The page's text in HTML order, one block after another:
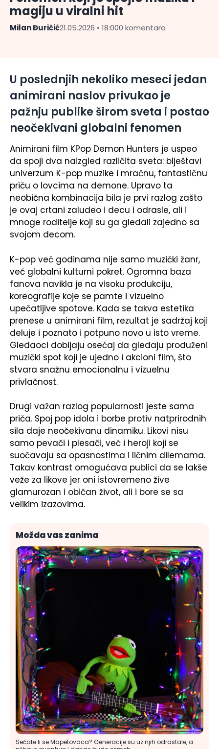
magiju u viralni hit
Milan Đuričić21.05.2026 • 18:000 komentara
U poslednjih nekoliko meseci jedan
animirani naslov privukao je
pažnju publike širom sveta i postao
neočekivani globalni fenomen
Animirani film KPop Demon Hunters je uspeo
da spoji dva naizgled različita sveta: blještavi
univerzum K-pop muzike i mračnu, fantastičnu
priču o lovcima na demone. Upravo ta
neobična kombinacija bila je prvi razlog zašto
je ovaj crtani zaludeo i decu i odrasle, ali i
mnoge roditelje koji su ga gledali zajedno sa
svojom decom.
K-pop već godinama nije samo muzički žanr,
već globalni kulturni pokret. Ogromna baza
fanova navikla je na visoku produkciju,
koreografije koje se pamte i vizuelno
upečatljive spotove. Kada se takva estetika
prenese u animirani film, rezultat je sadržaj koji
deluje i poznato i potpuno novo u isto vreme.
Gledaoci dobijaju osećaj da gledaju produženi
muzički spot koji je ujedno i akcioni film, što
stvara snažnu emocionalnu i vizuelnu
privlačnost.
Drugi važan razlog popularnosti jeste sama
priča. Spoj pop idola i borbe protiv natprirodnih
sila daje neočekivanu dinamiku. Likovi nisu
samo pevači i plesači, već i heroji koji se
suočavaju sa opasnostima i ličnim dilemama.
Takav kontrast omogućava publici da se lakše
veže za likove jer oni istovremeno žive
glamurozan i običan život, ali i bore se sa
velikim izazovima.
Možda vas zanima
Sećate li se Mapetovaca? Generacije su uz njih odrastale, a